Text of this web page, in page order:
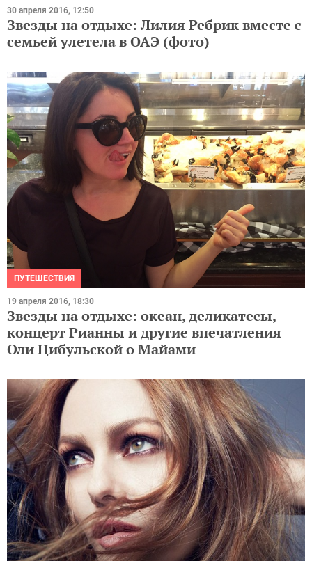
30 апреля 2016, 12:50
Звезды на отдыхе: Лилия Ребрик вместе с
семьей улетела в ОАЭ (фото)
ПУТЕШЕСТВИЯ
19 апреля 2016, 18:30
Звезды на отдыхе: океан, деликатесы,
концерт Рианны и другие впечатления
Оли Цибульской о Майами